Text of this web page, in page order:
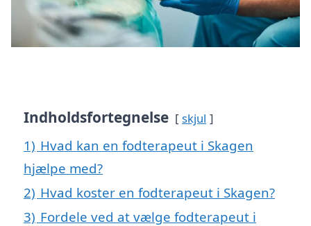
Indholdsfortegnelse skjul
1) Hvad kan en fodterapeut i Skagen
hjælpe med?
2) Hvad koster en fodterapeut i Skagen?
3) Fordele ved at vælge fodterapeut i